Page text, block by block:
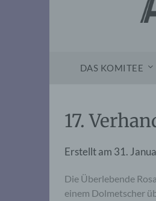
DAS KOMITEE
17.
Erstellt am 31.
Die Überlebende
einem Dolmetscher